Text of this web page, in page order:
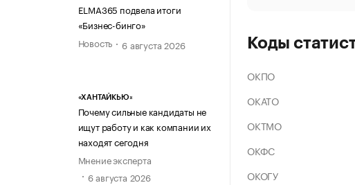
ELMA365 подвела итоги
«Бизнес-бинго»
Новость
6 августа 2026
«ХАНТАЙКЬЮ»
Почему сильные кандидаты не
ищут работу и как компании их
находят сегодня
Мнение эксперта
6 августа 2026
Коды
ОКПО
ОКАТО
ОКТМО
ОКФС
ОКОГУ